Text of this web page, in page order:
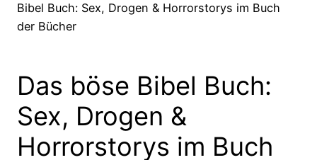
Bibel Buch: Sex, Drogen & Horrorstorys im Buch
der Bücher
Das böse Bibel Buch:
Sex, Drogen &
Horrorstorys im Buch